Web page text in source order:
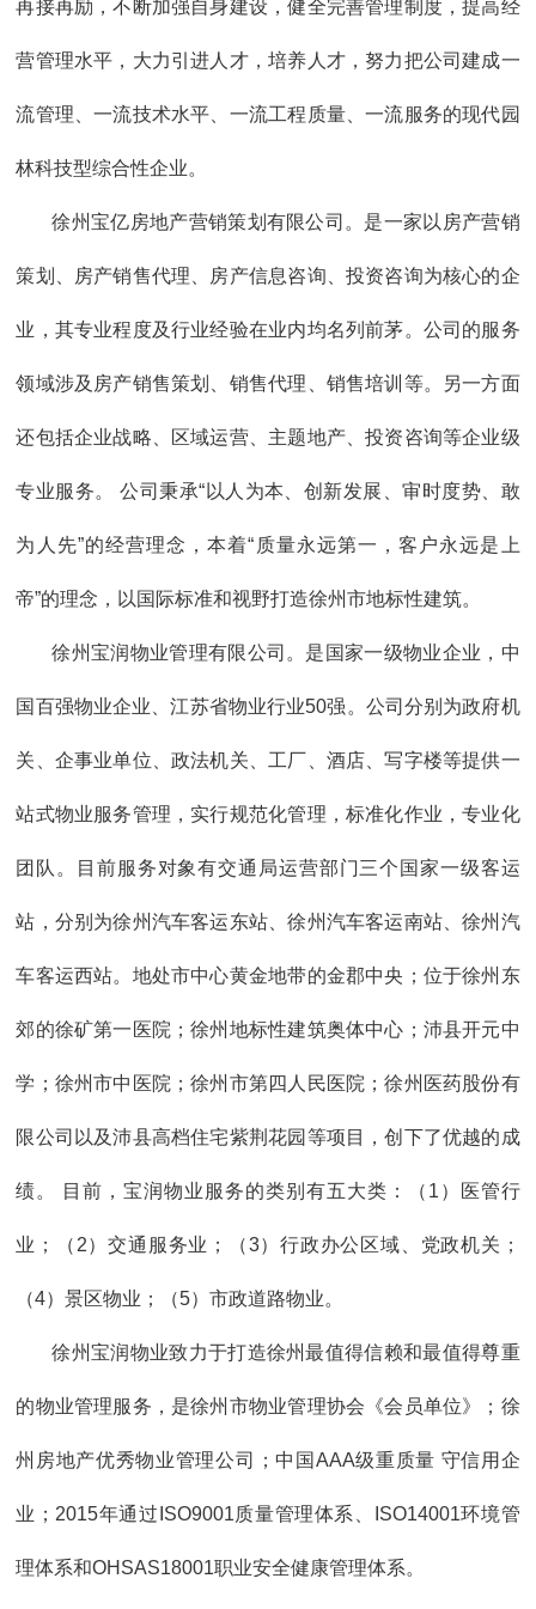
再接再励，不断加强自身建设，健全完善管理制度，提高经
营管理水平，大力引进人才，培养人才，努力把公司建成一
流管理、一流技术水平、一流工程质量、一流服务的现代园
林科技型综合性企业。
徐州宝亿房地产营销策划有限公司。是一家以房产营销
策划、房产销售代理、房产信息咨询、投资咨询为核心的企
业，其专业程度及行业经验在业内均名列前茅。公司的服务
领域涉及房产销售策划、销售代理、销售培训等。另一方面
还包括企业战略、区域运营、主题地产、投资咨询等企业级
专业服务。 公司秉承“以人为本、创新发展、审时度势、敢
为人先”的经营理念，本着“质量永远第一，客户永远是上
帝”的理念，以国际标准和视野打造徐州市地标性建筑。
徐州宝润物业管理有限公司。是国家一级物业企业，中
国百强物业企业、江苏省物业行业50强。公司分别为政府机
关、企事业单位、政法机关、工厂、酒店、写字楼等提供一
站式物业服务管理，实行规范化管理，标准化作业，专业化
团队。目前服务对象有交通局运营部门三个国家一级客运
站，分别为徐州汽车客运东站、徐州汽车客运南站、徐州汽
车客运西站。地处市中心黄金地带的金郡中央；位于徐州东
郊的徐矿第一医院；徐州地标性建筑奥体中心；沛县开元中
学；徐州市中医院；徐州市第四人民医院；徐州医药股份有
限公司以及沛县高档住宅紫荆花园等项目，创下了优越的成
绩。 目前，宝润物业服务的类别有五大类：（1）医管行
业；（2）交通服务业；（3）行政办公区域、党政机关；
（4）景区物业；（5）市政道路物业。
徐州宝润物业致力于打造徐州最值得信赖和最值得尊重
的物业管理服务，是徐州市物业管理协会《会员单位》；徐
州房地产优秀物业管理公司；中国AAA级重质量 守信用企
业；2015年通过ISO9001质量管理体系、ISO14001环境管
理体系和OHSAS18001职业安全健康管理体系。